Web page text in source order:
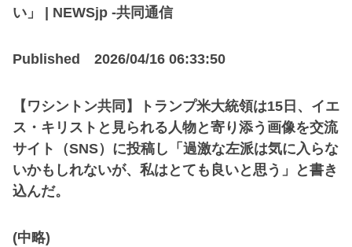
い」 | NEWSjp -共同通信
Published 2026/04/16 06:33:50
【ワシントン共同】トランプ米大統領は15日、イエ
ス・キリストと見られる人物と寄り添う画像を交流
サイト（SNS）に投稿し「過激な左派は気に入らな
いかもしれないが、私はとても良いと思う」と書き
込んだ。
(中略)